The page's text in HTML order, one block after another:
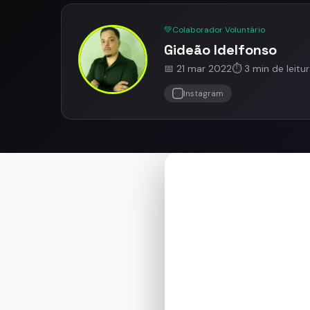
💚Colaborador Voluntário
Gideão Idelfonso
📅 21 mar 2022⏱️ 3 min de
Instagram